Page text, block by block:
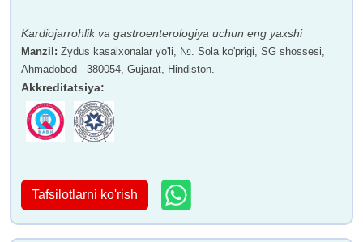
Kardiojarrohlik va gastroenterologiya uchun eng yaxshi
Manzil : Zydus kasalxonalar yo'li, №. Sola ko'prigi, SG shossesi,
Ahmadobod - 380054, Gujarat, Hindiston.
Akkreditatsiya:
Tafsilotlarni ko'rish